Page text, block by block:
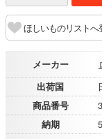
ほしいものリストへ
メーカー
出荷国
商品番号
納期